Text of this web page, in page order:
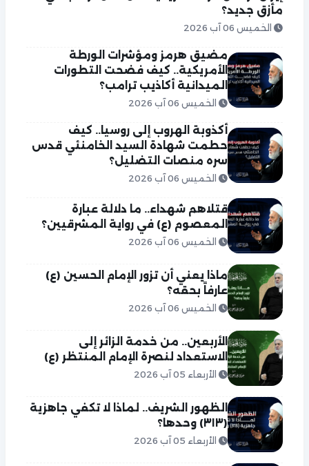
مأزق جديد؟
الخميس 06 آب 2026
مضيق هرمز ومؤشرات الورطة
الأمريكية.. كيف فضحت التطورات
الميدانية أكاذيب ترامب؟
الخميس 06 آب 2026
أكذوبة الهروب إلى روسيا.. كيف
حطمت شهادة السيد الخامنئي قدس
سره منصات التضليل؟
الخميس 06 آب 2026
قتلاهم شهداء.. ما دلالة عبارة
المعصوم (ع) في رواية المشرقيين؟
الخميس 06 آب 2026
ماذا يعني أن تزور الإمام الحسين (ع)
عارفاً بحقه؟
الخميس 06 آب 2026
الأربعين.. من خدمة الزائر إلى
الاستعداد لنصرة الإمام المنتظر (ع)
الأربعاء 05 آب 2026
الظهور الشريف.. لماذا لا تكفي جاهزية
(٣١٣) وحدها؟
الأربعاء 05 آب 2026